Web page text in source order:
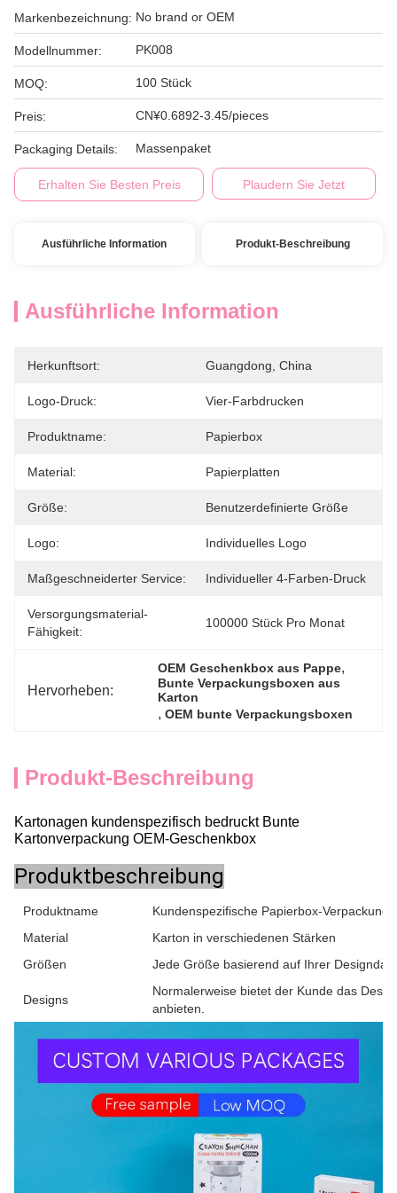
Markenbezeichnung: No brand or OEM
Modellnummer: PK008
MOQ: 100 Stück
Preis: CN¥0.6892-3.45/pieces
Packaging Details: Massenpaket
Erhalten Sie Besten Preis Plaudern Sie Jetzt
Ausführliche Information Produkt-Beschreibung
Ausführliche Information
Herkunftsort: Guangdong, China
Logo-Druck: Vier-Farbdrucken
Produktname: Papierbox
Material: Papierplatten
Größe: Benutzerdefinierte Größe
Logo: Individuelles Logo
Maßgeschneiderter Service: Individueller 4-Farben-Druck
Versorgungsmaterial-
Fähigkeit:
100000 Stück Pro Monat
Hervorheben:
OEM Geschenkbox aus Pappe,
Bunte Verpackungsboxen aus
Karton
, OEM bunte Verpackungsboxen
Produkt-Beschreibung
Kartonagen kundenspezifisch bedruckt Bunte
Kartonverpackung OEM-Geschenkbox
Produktbeschreibung
Produktname
Kundenspezifische Papierbox-Verpackung
Material
Karton in verschiedenen Stärken
Größen
Jede Größe basierend auf Ihrer
Designs
Normalerweise bietet der Kunde das
anbieten.